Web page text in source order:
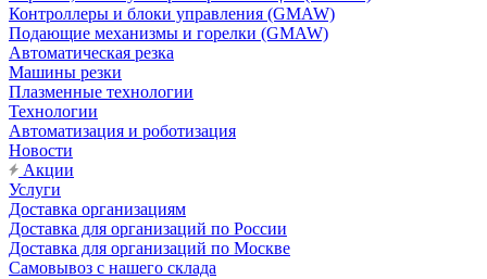
Контроллеры и блоки управления (GMAW)
Подающие механизмы и горелки (GMAW)
Автоматическая резка
Машины резки
Плазменные технологии
Технологии
Автоматизация и роботизация
Новости
Акции
Услуги
Доставка организациям
Доставка для организаций по России
Доставка для организаций по Москве
Самовывоз с нашего склада